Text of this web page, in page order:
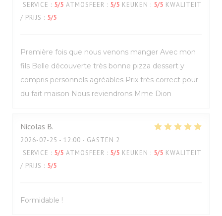
SERVICE : 5/5 ATMOSFEER : 5/5 KEUKEN : 5/5 KWALITEIT
/ PRIJS : 5/5
Première fois que nous venons manger Avec mon
fils Belle découverte très bonne pizza dessert y
compris personnels agréables Prix très correct pour
du fait maison Nous reviendrons Mme Dion
Nicolas B
2026-07-25 - 12:00 - GASTEN 2
SERVICE : 5/5 ATMOSFEER : 5/5 KEUKEN : 5/5 KWALITEIT
/ PRIJS : 5/5
Formidable !